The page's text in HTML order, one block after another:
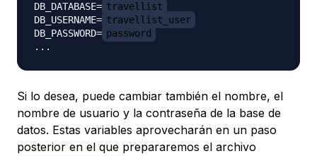
DB_DATABASE= travellist
DB_USERNAME= travellist_user
DB_PASSWORD= password
Si lo desea, puede cambiar también el nombre, el
nombre de usuario y la contraseña de la base de
datos. Estas variables aprovecharán en un paso
posterior en el que prepararemos el archivo